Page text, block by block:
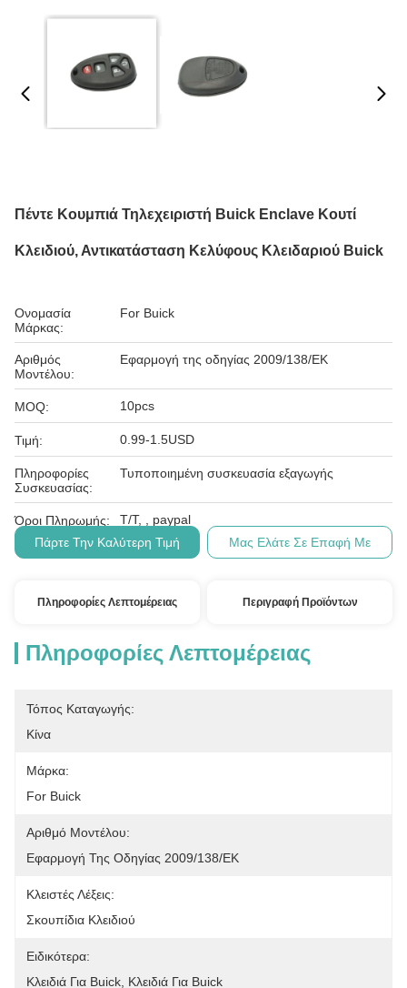
Πέντε Κουμπιά Τηλεχειριστή Buick Enclave Κουτί
Κλειδιού, Αντικατάσταση Κελύφους Κλειδαριού Buick
Ονομασία
Μάρκας:
For Buick
Αριθμός
Μοντέλου:
Εφαρμογή της οδηγίας 2009/138/ΕΚ
MOQ: 10pcs
Τιμή: 0.99-1.5USD
Πληροφορίες
Συσκευασίας:
Τυποποιημένη συσκευασία εξαγωγής
Όροι Πληρωμής:
Τ/Τ, , paypal
Πάρτε Την Καλύτερη Τιμή
Μας Ελάτε Σε Επαφή Με
Πληροφορίες Λεπτομέρειας Περιγραφή Προϊόντων
Πληροφορίες Λεπτομέρειας
Τόπος Καταγωγής:
Κίνα
Μάρκα:
For Buick
Αριθμό Μοντέλου:
Εφαρμογή Της Οδηγίας 2009/138/ΕΚ
Κλειστές Λέξεις:
Σκουπίδια Κλειδιού
Ειδικότερα:
Κλειδιά Για Buick, Κλειδιά Για Buick